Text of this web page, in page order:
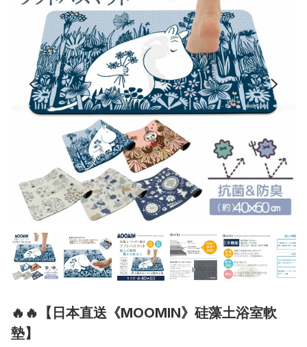
🔥🔥【日本直送《MOOMIN》硅藻土浴室軟
墊】